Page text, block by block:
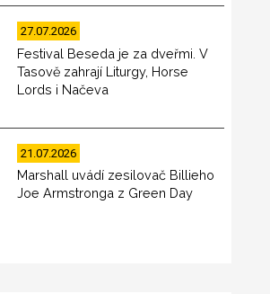
27.07.2026
Festival Beseda je za dveřmi. V
Tasově zahrají Liturgy, Horse
Lords i Načeva
21.07.2026
Marshall uvádí zesilovač Billieho
Joe Armstronga z Green Day